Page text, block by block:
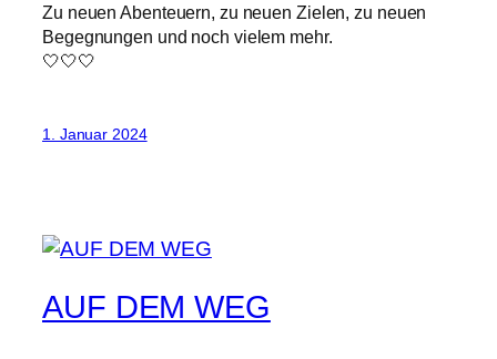
Zu neuen Abenteuern, zu neuen Zielen, zu neuen
Begegnungen und noch vielem mehr.
🤍🤍🤍
1. Januar 2024
AUF DEM WEG